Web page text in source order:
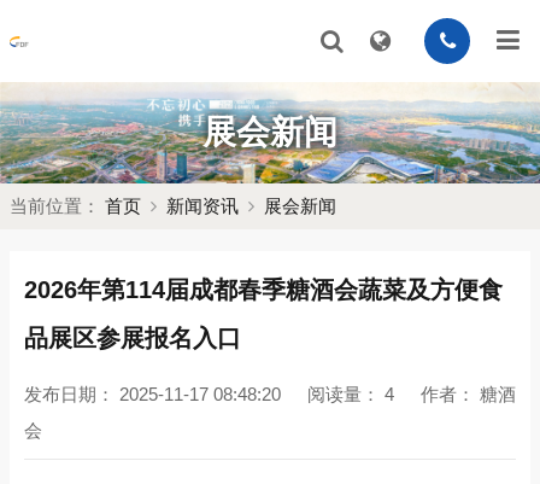
展会新闻
当前位置： 首页 新闻资讯 展会新闻
2026年第114届成都春季糖酒会蔬菜及方便食
品展区参展报名入口
发布日期： 2025-11-17 08:48:20 阅读量： 4 作者： 糖酒
会